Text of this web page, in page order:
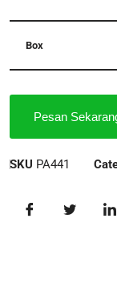
Box
Pesan
SKU PA441